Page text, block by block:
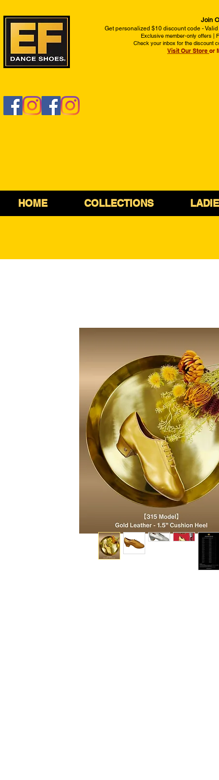
Join
Get personalized $10 discount code -
Exclusive member-only offers |
Check your inbox for the discount
Visit Our Store or
HOME COLLECTIONS